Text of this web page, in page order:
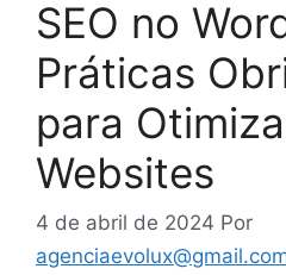
SEO no
Práticas
para
Websites
4 de abril de 2024 Por